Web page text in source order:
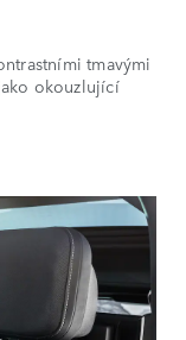
tmavými
okouzlující